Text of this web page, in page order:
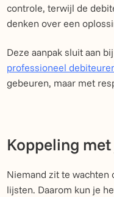
controle, terwijl de
denken over een
Deze aanpak sluit aan
professioneel
gebeuren, maar met
Koppeling
Niemand zit te wachten
lijsten. Daarom kun je